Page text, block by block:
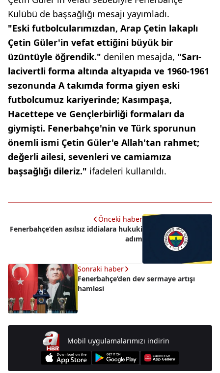
Kulübü de başsağlığı mesajı yayımladı.
"Eski futbolcularımızdan, Arap Çetin lakaplı
Çetin Güler'in vefat ettiğini büyük bir
üzüntüyle öğrendik." denilen mesajda, "Sarı-
lacivertli forma altında altyapıda ve 1960-1961
sezonunda A takımda forma giyen eski
futbolcumuz kariyerinde; Kasımpaşa,
Hacettepe ve Gençlerbirliği formaları da
giymişti. Fenerbahçe'nin ve Türk sporunun
önemli ismi Çetin Güler'e Allah'tan rahmet;
değerli ailesi, sevenleri ve camiamıza
başsağlığı dileriz." ifadeleri kullanıldı.
Önceki haber
Fenerbahçe’den asılsız iddialara hukuki
adım
Sonraki haber
Fenerbahçe’den dev sermaye artışı
hamlesi
Mobil uygulamalarımızı indirin